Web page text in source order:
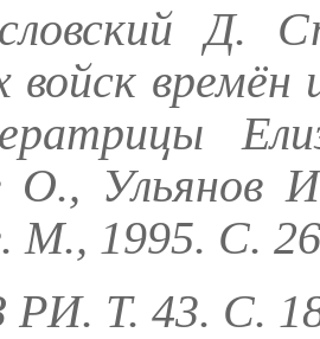
Д.
войск
О., Ульянов
М., 1995. С.
РИ. Т. 43. С.